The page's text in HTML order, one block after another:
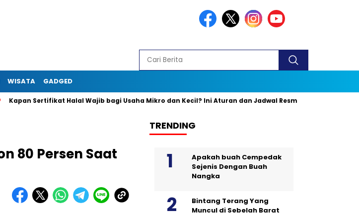
WISATA GADGED
Sertifikat Halal Wajib bagi Usaha Mikro dan Kecil? Ini Aturan dan Jadwal Resminya
80 Persen Saat
TRENDING
Apakah buah Cempedak
Sejenis Dengan Buah
Nangka
Bintang Terang Yang
Muncul di Sebelah Barat